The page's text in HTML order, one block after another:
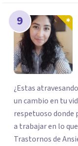
9
¿Estas
un cambio en tu
respetuoso donde
a trabajar en lo que hoy te
Trastornos de